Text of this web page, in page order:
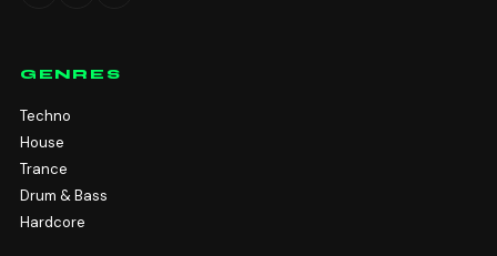
GENRES
Techno
House
Trance
Drum & Bass
Hardcore